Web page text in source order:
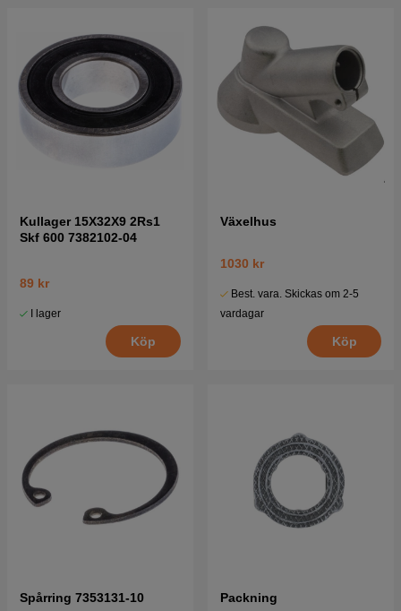
Kullager 15X32X9 2Rs1
Skf 600 7382102-04
89 kr
I lager
Köp
Växelhus
1030 kr
Best. vara. Skickas om 2-5
vardagar
Köp
Spårring 7353131-10 Packning